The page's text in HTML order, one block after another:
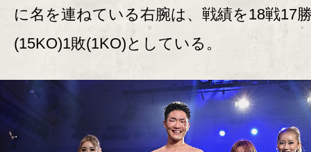
に名を連ねている右腕は、戦績を18戦17
(15KO)1敗(1KO)としている。